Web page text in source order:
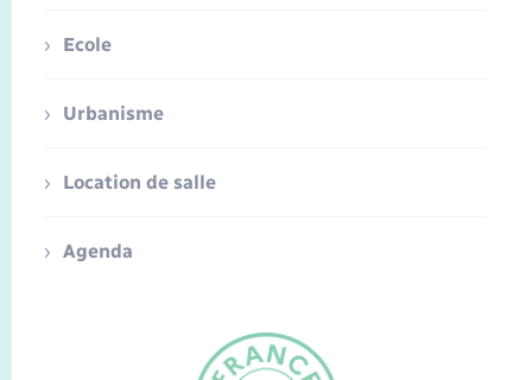
Ecole
Urbanisme
Location de salle
Agenda